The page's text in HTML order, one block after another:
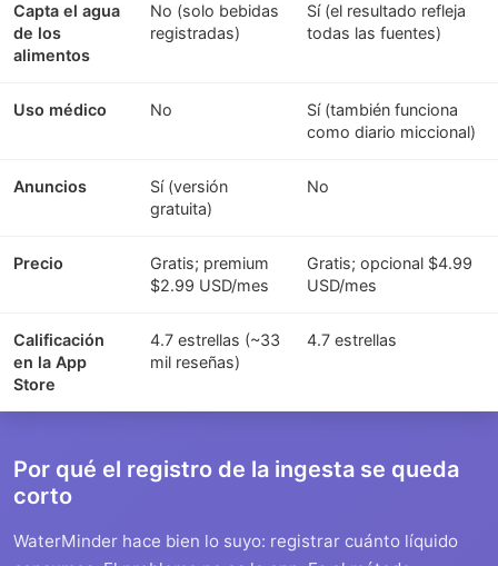
Capta el agua
de los
alimentos
No (solo bebidas
registradas)
Sí (el resultado refleja
todas las fuentes)
Uso médico No
Sí (también funciona
como diario miccional)
Anuncios
Sí (versión
gratuita)
No
Precio
Gratis; premium
$2.99 USD/mes
Gratis; opcional $4.99
USD/mes
Calificación
en la App
Store
4.7 estrellas (~33
mil reseñas)
4.7 estrellas
Por qué el registro de la ingesta se queda
corto
WaterMinder hace bien lo suyo: registrar cuánto líquido